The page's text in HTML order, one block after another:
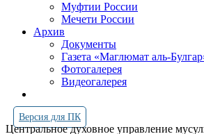
Муфтии России
Мечети России
Архив
Документы
Газета «Маглюмат аль-
Фотогалерея
Видеогалерея
Версия для ПК
Центральное духовное управление